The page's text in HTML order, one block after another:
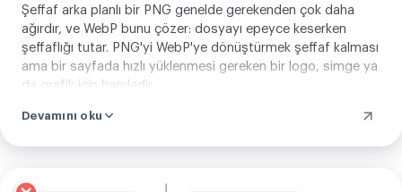
Şeffaf arka planlı bir PNG genelde gerekenden çok daha
ağırdır, ve WebP bunu çözer: dosyayı epeyce keserken
şeffaflığı tutar. PNG'yi WebP'ye dönüştürmek şeffaf kalması
ama bir sayfada hızlı yüklenmesi gereken bir logo, simge ya
da grafik için hamledir.
Devamını oku
Görselini